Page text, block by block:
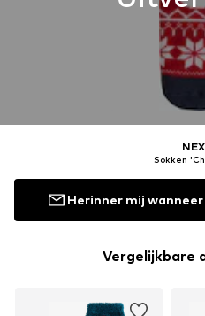
Sokken
Herinner mij
Vergelijkbare